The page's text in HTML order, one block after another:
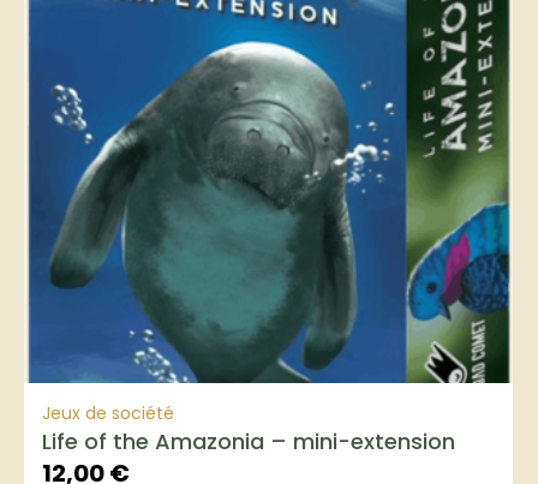
Jeux de société
Life of the Amazonia – mini-extension
12,00€